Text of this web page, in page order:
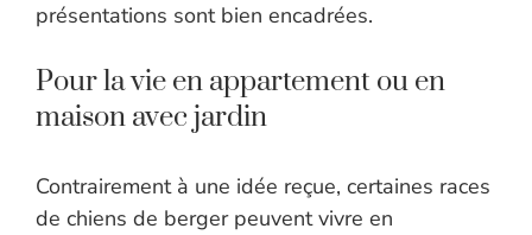
présentations sont bien encadrées.
Pour la vie en appartement ou en
maison avec jardin
Contrairement à une idée reçue, certaines races
de chiens de berger peuvent vivre en